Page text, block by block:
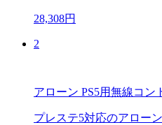
28,308円
2
アローン PS5用無線コン
プレステ5対応のアロー